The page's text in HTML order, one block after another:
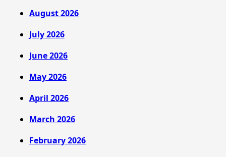
August 2026
July 2026
June 2026
May 2026
April 2026
March 2026
February 2026